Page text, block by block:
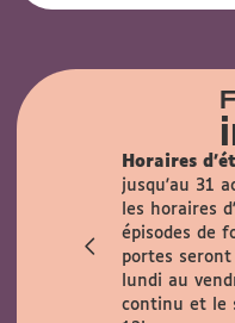
Horaires
jusqu'au 31
les horaires
épisodes de
portes
lundi au
continu et le